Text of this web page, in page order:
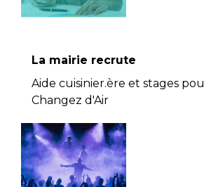
La mairie recrute
Aide cuisinier.ère et stages
Changez d'Air